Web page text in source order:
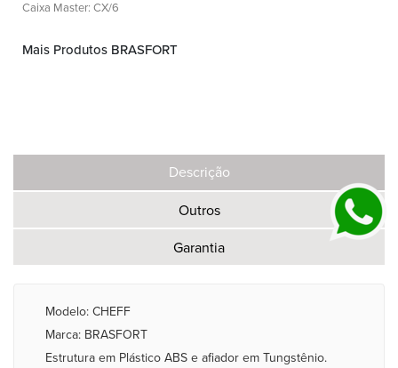
Caixa Master: CX/6
Mais Produtos BRASFORT
Descrição
Outros
Garantia
Modelo: CHEFF
Marca: BRASFORT
Estrutura em Plástico ABS e afiador em Tungstênio.